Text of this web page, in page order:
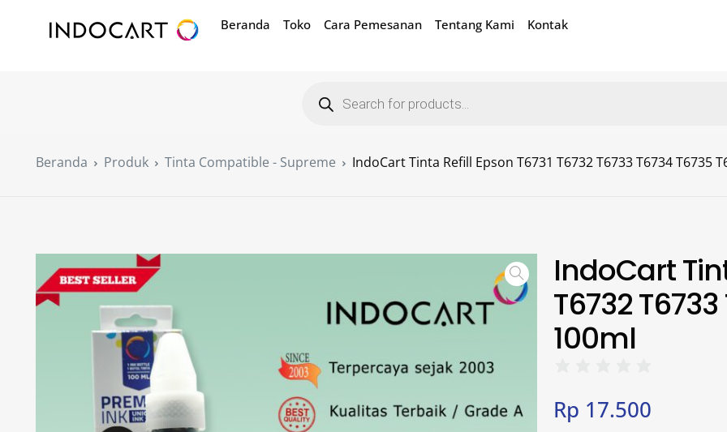
Beranda Toko Cara Pemesanan Tentang Kami Kontak
Beranda Produk Tinta Compatible - Supreme IndoCart Tinta Refill Epson T6731 T6732 T6733 T6734 T6735
IndoCart
T6732
100ml
Rp 17.500